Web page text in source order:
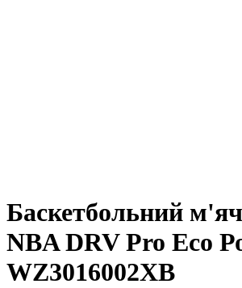
Баскетбольний
NBA DRV Pro Eco
WZ3016002XB